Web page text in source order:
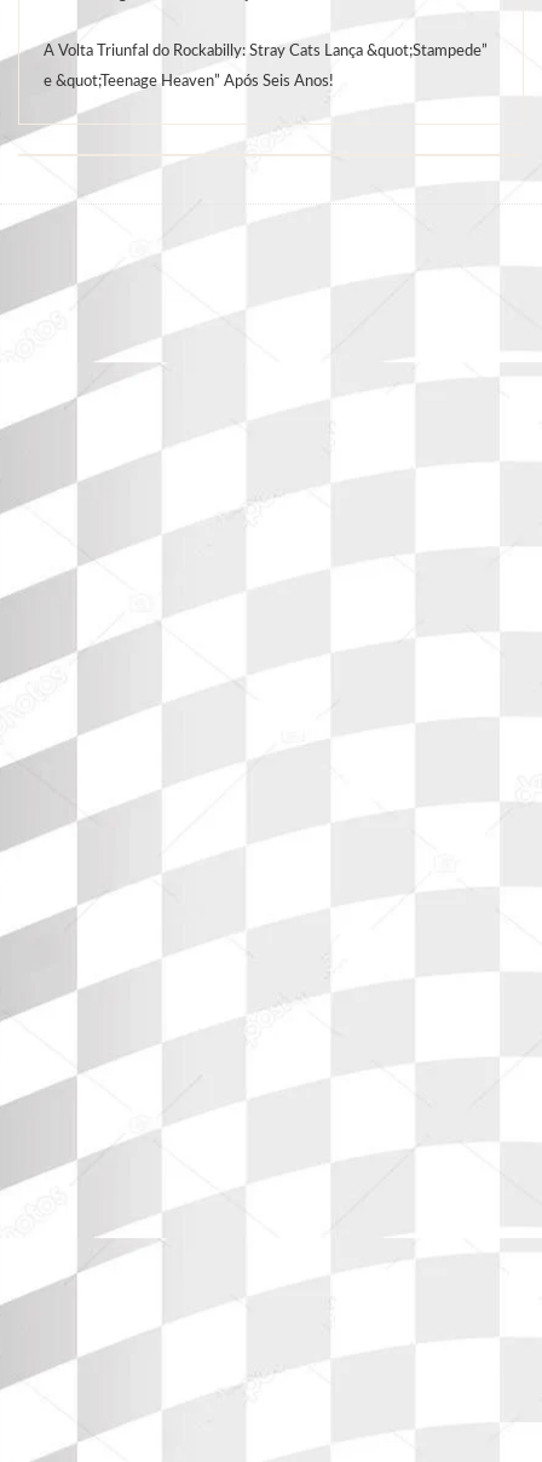
A Volta Triunfal do Rockabilly: Stray Cats Lança &quot;Stampede”
e &quot;Teenage Heaven” Após Seis Anos!